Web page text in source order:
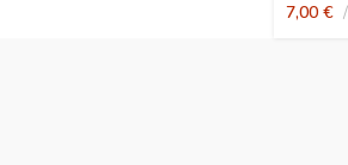
7,00 €